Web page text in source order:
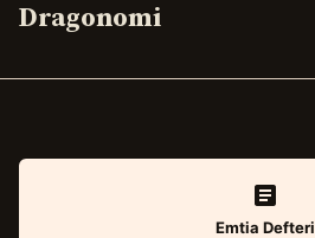
Dragonomi
Emtia Defteri